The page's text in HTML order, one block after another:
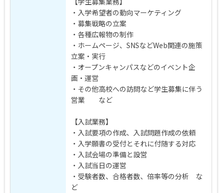
・入学希望者の動向マーケティング
・募集戦略の立案
・各種広報物の制作
・ホームページ、SNSなどWeb関連の施策
立案・実行
・オープンキャンパスなどのイベント企
画・運営
・その他高校への訪問など学生募集に伴う
営業 など
【入試業務】
・入試要項の作成、入試問題作成の依頼
・入学願書の受付とそれに付随する対応
・入試会場の準備と設営
・入試当日の運営
・受験者数、合格者数、倍率等の分析 な
ど